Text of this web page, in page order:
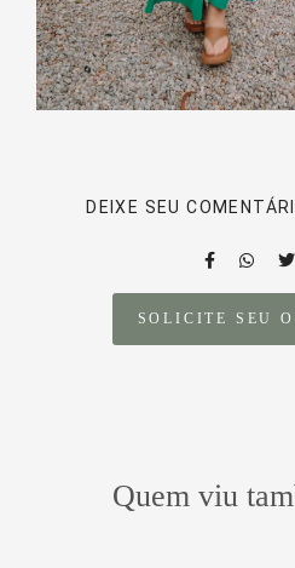
DEIXE SEU
SOLICITE SEU
Quem viu